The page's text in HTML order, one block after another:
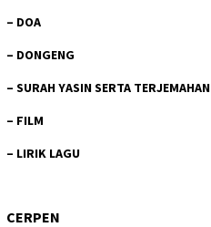
– DOA
– DONGENG
– SURAH YASIN SERTA TERJEMAHAN
– FILM
– LIRIK LAGU
CERPEN